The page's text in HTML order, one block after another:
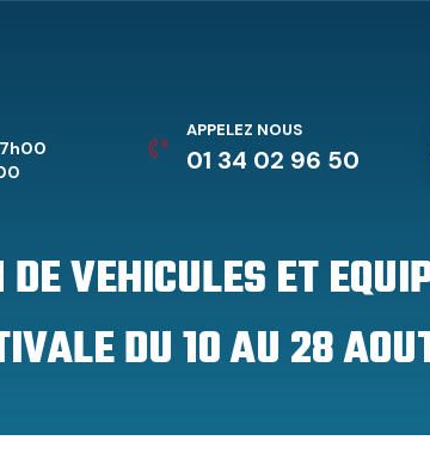
APPELEZ NOUS
01 34 02 96 50
VEHICULES ET
DU 10 AU 28